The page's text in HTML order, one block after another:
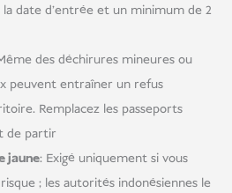
date d'entrée et un minimum de 2
des déchirures mineures ou
peuvent entraîner un refus
Remplacez les passeports
de partir
jaune: Exigé uniquement si vous
; les autorités indonésiennes le